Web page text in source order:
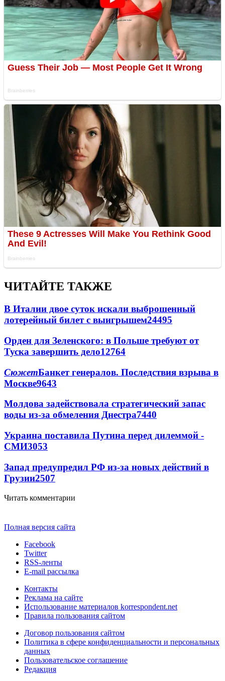
ЧИТАЙТЕ ТАКЖЕ
В Италии двое суток искали выброшенный
лотерейный билет с выигрышем24495
Орден для Зеленского: в Польше требуют от
Туска завершить дело12764
СюжетБанкет генералов. Последствия взрыва в
Москве9643
Молдова задействовала стратегический запас
воды из-за обмеления Днестра7440
Украина поставила Путина перед дилеммой -
СМИ3053
Запад предупредил РФ из-за новых действий в
Грузии2507
Читать комментарии
Полная версия сайта
Facebook
Twitter
RSS-ленты
E-mail рассылка
Контакты
Реклама на сайте
Использование материалов korrespondent.net
Правила пользования сайтом
Договор пользования сайтом
Политика в сфере конфиденциальности и персональных
данных
Пользовательское соглашение
Редакция